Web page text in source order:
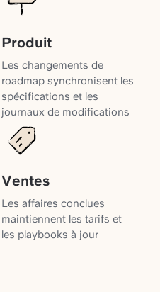
Produit
Les changements de
roadmap synchronisent les
spécifications et les
journaux de modifications
Ventes
Les affaires conclues
maintiennent les tarifs et
les playbooks à jour